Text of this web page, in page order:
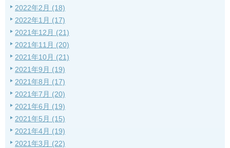
2022年2月 (18)
2022年1月 (17)
2021年12月 (21)
2021年11月 (20)
2021年10月 (21)
2021年9月 (19)
2021年8月 (17)
2021年7月 (20)
2021年6月 (19)
2021年5月 (15)
2021年4月 (19)
2021年3月 (22)